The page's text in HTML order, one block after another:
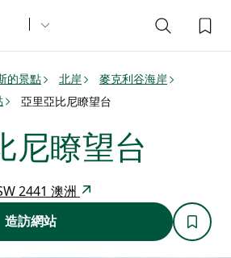
的景點 北岸
麥克利谷海岸
亞里亞比尼瞭望台
尼瞭望台
2441 澳洲
造訪網站